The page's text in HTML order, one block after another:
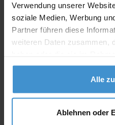
Verwendung unserer
soziale Medien, Werbung
Partner führen diese
weiteren Daten zusammen,
gesammelt haben.
Alle
Ablehnen oder
Muster mit Ihrer
Werbeanbringung zur Freigabe
der Produktion:
Muster